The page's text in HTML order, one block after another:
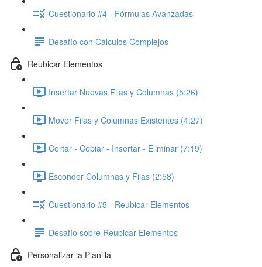
Cuestionario #4 - Fórmulas Avanzadas
Desafío con Cálculos Complejos
Reubicar Elementos
Insertar Nuevas Filas y Columnas (5:26)
Mover Filas y Columnas Existentes (4:27)
Cortar - Copiar - Insertar - Eliminar (7:19)
Esconder Columnas y Filas (2:58)
Cuestionario #5 - Reubicar Elementos
Desafío sobre Reubicar Elementos
Personalizar la Planilla